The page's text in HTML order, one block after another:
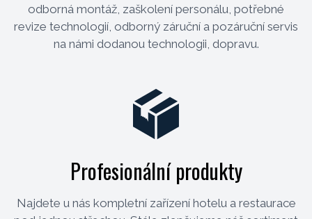
odborná montáž, zaškolení personálu, potřebné
revize technologií, odborný záruční a pozáruční servis
na námi dodanou technologii, dopravu.
Profesionální produkty
Najdete u nás kompletní zařízení hotelu a restaurace